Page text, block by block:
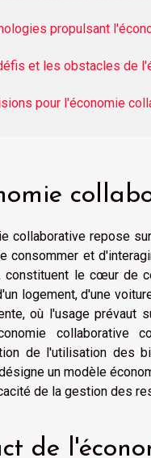
propulsant
et les obstacles de
pour l'économie
collaborative repose
consommer et
constituent le cœur de
logement, d'une
où l'usage prévaut
collaborative
de l'utilisation des
un modèle
de la gestion des
de